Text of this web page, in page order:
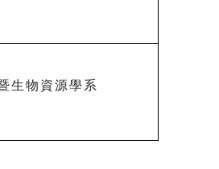
生物資源學系